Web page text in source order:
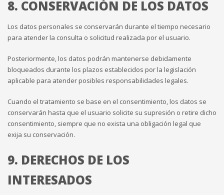
8. CONSERVACIÓN DE LOS DATOS
Los datos personales se conservarán durante el tiempo necesario
para atender la consulta o solicitud realizada por el usuario.
Posteriormente, los datos podrán mantenerse debidamente
bloqueados durante los plazos establecidos por la legislación
aplicable para atender posibles responsabilidades legales.
Cuando el tratamiento se base en el consentimiento, los datos se
conservarán hasta que el usuario solicite su supresión o retire dicho
consentimiento, siempre que no exista una obligación legal que
exija su conservación.
9. DERECHOS DE LOS
INTERESADOS